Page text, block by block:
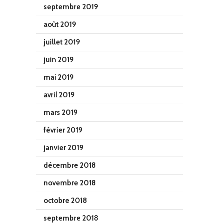
septembre 2019
août 2019
juillet 2019
juin 2019
mai 2019
avril 2019
mars 2019
février 2019
janvier 2019
décembre 2018
novembre 2018
octobre 2018
septembre 2018